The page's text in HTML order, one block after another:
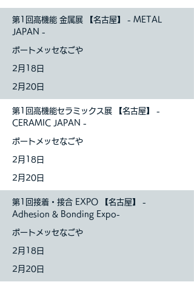
第1回高機能 金属展 【名古屋】 - METAL
JAPAN -
ポートメッセなごや
2月18日
2月20日
第1回高機能セラミックス展 【名古屋】 -
CERAMIC JAPAN -
ポートメッセなごや
2月18日
2月20日
第1回接着・接合 EXPO 【名古屋】 -
Adhesion & Bonding Expo-
ポートメッセなごや
2月18日
2月20日